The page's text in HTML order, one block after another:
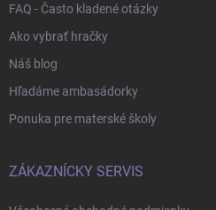
FAQ - Často kladené otázky
Ako vybrať hračky
Náš blog
Hľadáme ambasádorky
Ponuka pre materské školy
ZÁKAZNÍCKY SERVIS